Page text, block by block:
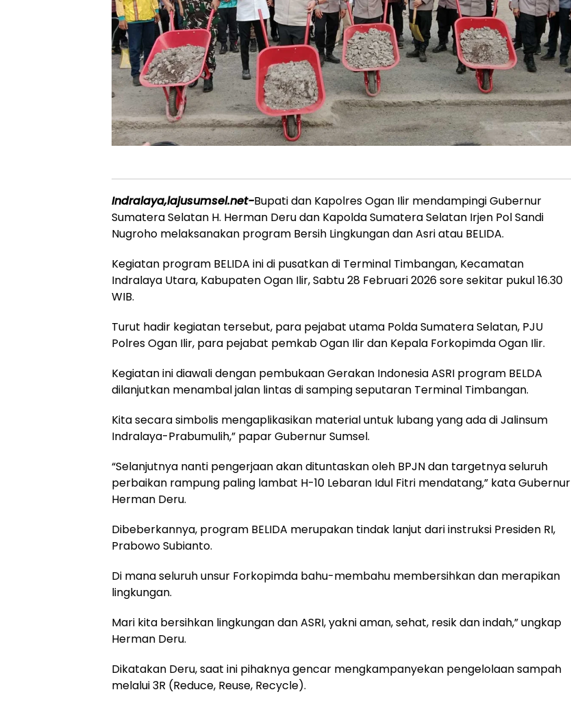
Indralaya,lajusumsel.net-Bupati dan Kapolres Ogan Ilir mendampingi Gubernur
Sumatera Selatan H. Herman Deru dan Kapolda Sumatera Selatan Irjen Pol Sandi
Nugroho melaksanakan program Bersih Lingkungan dan Asri atau BELIDA.
Kegiatan program BELIDA ini di pusatkan di Terminal Timbangan, Kecamatan
Indralaya Utara, Kabupaten Ogan Ilir, Sabtu 28 Februari 2026 sore sekitar pukul 16.30
WIB.
Turut hadir kegiatan tersebut, para pejabat utama Polda Sumatera Selatan, PJU
Polres Ogan Ilir, para pejabat pemkab Ogan Ilir dan Kepala Forkopimda Ogan Ilir.
Kegiatan ini diawali dengan pembukaan Gerakan Indonesia ASRI program BELDA
dilanjutkan menambal jalan lintas di samping seputaran Terminal Timbangan.
Kita secara simbolis mengaplikasikan material untuk lubang yang ada di Jalinsum
Indralaya-Prabumulih,” papar Gubernur Sumsel.
“Selanjutnya nanti pengerjaan akan dituntaskan oleh BPJN dan targetnya seluruh
perbaikan rampung paling lambat H-10 Lebaran Idul Fitri mendatang,” kata Gubernur
Herman Deru.
Dibeberkannya, program BELIDA merupakan tindak lanjut dari instruksi Presiden RI,
Prabowo Subianto.
Di mana seluruh unsur Forkopimda bahu-membahu membersihkan dan merapikan
lingkungan.
Mari kita bersihkan lingkungan dan ASRI, yakni aman, sehat, resik dan indah,” ungkap
Herman Deru.
Dikatakan Deru, saat ini pihaknya gencar mengkampanyekan pengelolaan sampah
melalui 3R (Reduce, Reuse, Recycle).